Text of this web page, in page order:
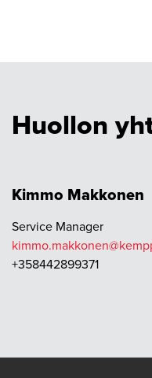
Huollon
Kimmo Makkonen
Service Manager
+358442899371